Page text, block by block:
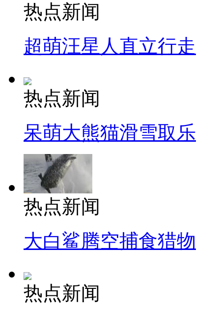
热点新闻
超萌汪星人直立行走
热点新闻
呆萌大熊猫滑雪取乐
热点新闻
大白鲨腾空捕食猎物
热点新闻